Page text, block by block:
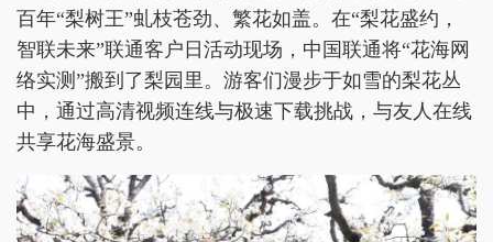
百年“梨树王”虬枝苍劲、繁花如盖。在“梨花盛约，
智联未来”联通客户日活动现场，中国联通将“花海网
络实测”搬到了梨园里。游客们漫步于如雪的梨花丛
中，通过高清视频连线与极速下载挑战，与友人在线
共享花海盛景。